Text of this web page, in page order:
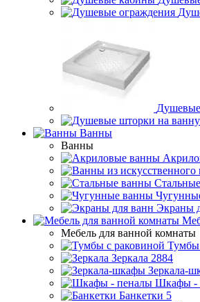
Ванны
Ванны
Экраны
Мебель для ванной комнаты
Тумбы
Зеркала 2884
Зеркала-
Шкафы -
Банкетки 5